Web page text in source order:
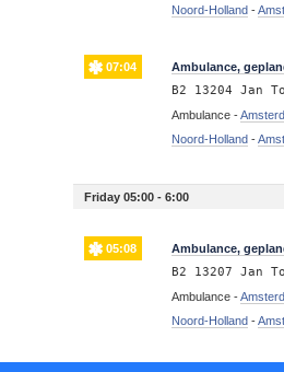
Noord-Holland -
07:04 Ambulance,
B2 13204 Jan
Ambulance -
Noord-Holland -
Friday 05:00 - 6:00
05:08 Ambulance,
B2 13207 Jan
Ambulance -
Noord-Holland -